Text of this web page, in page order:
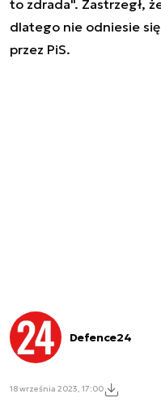
to zdrada". Zastrzegł,
dlatego nie odniesie
przez PiS.
Defence24
18 września 2023, 17:00